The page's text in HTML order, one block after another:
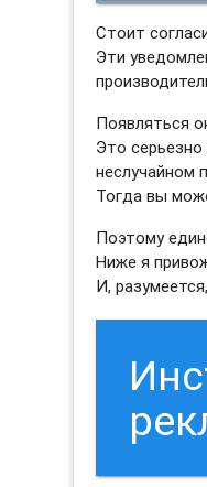
Стоит
Эти
Появляться
Это
неслучайном
Тогда вы
Поэтому
Ниже я
И,